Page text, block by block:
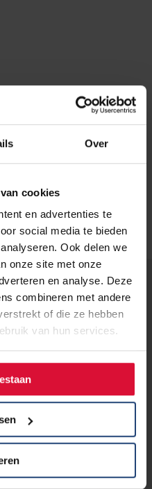
Over
cookies
en advertenties te
social media te bieden
Ook delen we
onze site met onze
en analyse. Deze
combineren met andere
of die ze hebben
van hun services.